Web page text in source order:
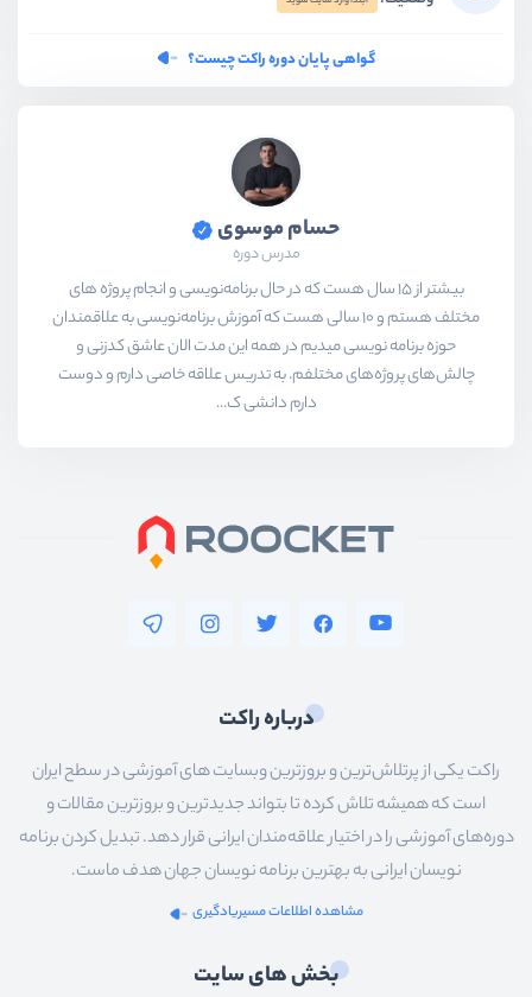
گواهی پایان دوره راکت چیست؟
حسام موسوی
مدرس دوره
بیشتر از ۱۵ سال هست که در حال برنامه‌نویسی و انجام پروژه های
مختلف هستم و ۱۰ سالی هست که آموزش برنامه‌نویسی به علاقمندان
حوزه برنامه نویسی میدیم در همه این مدت الان عاشق کدزنی و
چالش‌های پروژه‌های مختلفم. به تدریس علاقه خاصی دارم و دوست
دارم دانشی ک...
درباره راکت
راکت یکی از پرتلاش‌ترین و بروزترین وبسایت های آموزشی در سطح ایران
است که همیشه تلاش کرده تا بتواند جدیدترین و بروزترین مقالات و
دوره‌های آموزشی را در اختیار علاقه‌مندان ایرانی قرار دهد. تبدیل کردن برنامه
نویسان ایرانی به بهترین برنامه نویسان جهان هدف ماست.
مشاهده اطلاعات مسیریادگیری
بخش های سایت